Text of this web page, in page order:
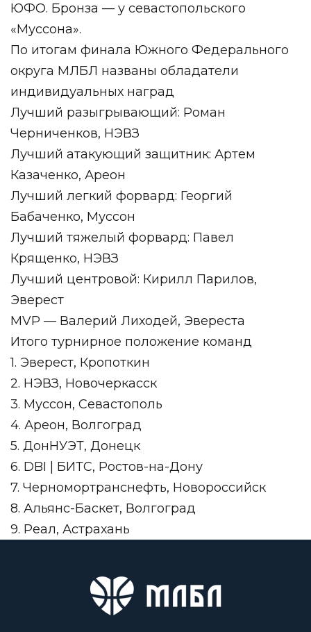
ЮФО. Бронза — у севастопольского
«Муссона».
По итогам финала Южного Федерального
округа МЛБЛ названы обладатели
индивидуальных наград
Лучший разыгрывающий: Роман
Черниченков, НЭВЗ
Лучший атакующий защитник: Артем
Казаченко, Ареон
Лучший легкий форвард: Георгий
Бабаченко, Муссон
Лучший тяжелый форвард: Павел
Крященко, НЭВЗ
Лучший центровой: Кирилл Парилов,
Эверест
MVP — Валерий Лиходей, Эвереста
Итого турнирное положение команд
1. Эверест, Кропоткин
2. НЭВЗ, Новочеркасск
3. Муссон, Севастополь
4. Ареон, Волгоград
5. ДонНУЭТ, Донецк
6. DBI | БИТС, Ростов-на-Дону
7. Черномортранснефть, Новороссийск
8. Альянс-Баскет, Волгоград
9. Реал, Астрахань